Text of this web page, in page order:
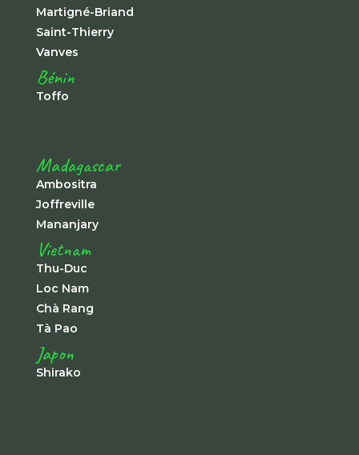
Martigné-Briand
Saint-Thierry
Vanves
Bénin
Toffo
Madagascar
Ambositra
Joffreville
Mananjary
Vietnam
Thu-Duc
Loc Nam
Chà Rang
Tà Pao
Japon
Shirako